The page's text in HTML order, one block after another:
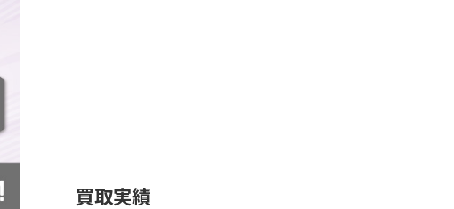
買取実績